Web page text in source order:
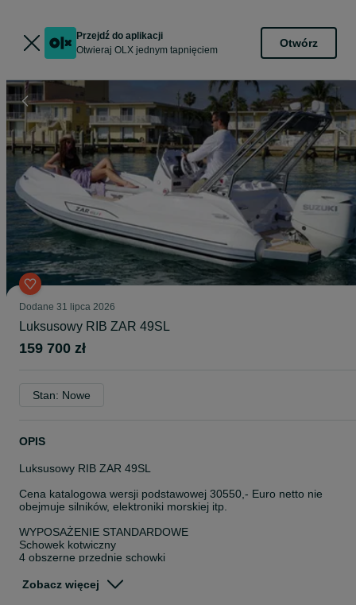
Przejdź do aplikacji
Otwieraj OLX jednym tapnięciem
Otwórz
Dodane 31 lipca 2026
Luksusowy RIB ZAR 49SL
159 700 zł
Stan: Nowe
OPIS
Luksusowy RIB ZAR 49SL
Cena katalogowa wersji podstawowej 30550,- Euro netto nie
obejmuje silników, elektroniki morskiej itp.
WYPOSAŻENIE STANDARDOWE
Schowek kotwiczny
4 obszerne przednie schowki
Duży, tylny schowek
Zobacz więcej